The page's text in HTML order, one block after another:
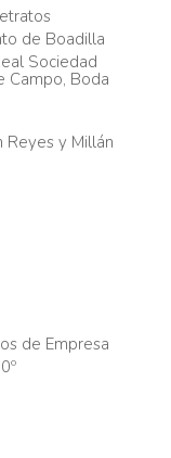
de Boadilla
Sociedad
Campo, Boda
Reyes y Millán
de Empresa